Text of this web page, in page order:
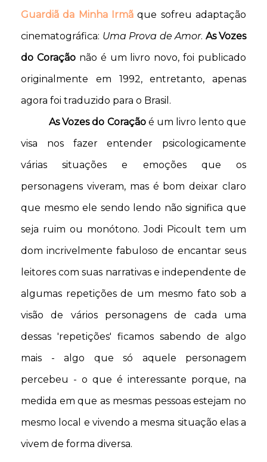
Guardiã da Minha Irmã que sofreu adaptação
cinematográfica: Uma Prova de Amor. As Vozes
do Coraçãonão é um livro novo, foi publicado
originalmente em 1992, entretanto, apenas
agora foi traduzido para o Brasil.
As Vozes do Coraçãoé um livro lento que
visa nos fazer entender psicologicamente
várias situações e emoções que os
personagens viveram, mas é bom deixar claro
que mesmo ele sendo lendo não significa que
seja ruim ou monótono. Jodi Picoult tem um
dom incrivelmente fabuloso de encantar seus
leitores com suas narrativas e independente de
algumas repetições de um mesmo fato sob a
visão de vários personagens de cada uma
dessas 'repetições' ficamos sabendo de algo
mais - algo que só aquele personagem
percebeu - o que é interessante porque, na
medida em que as mesmas pessoas estejam no
mesmo local e vivendo a mesma situação elas a
vivem de forma diversa.